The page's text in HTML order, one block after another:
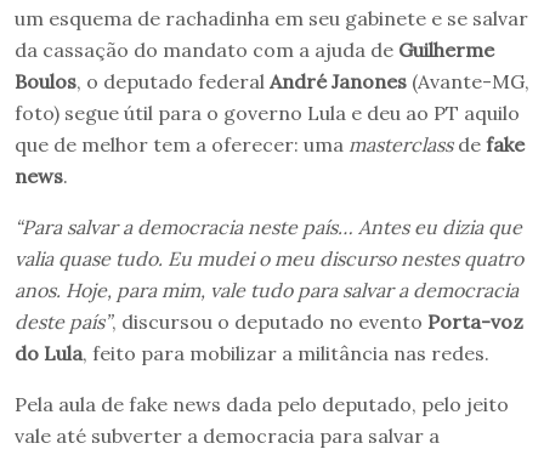
um esquema de rachadinha em seu gabinete e se salvar
da cassação do mandato com a ajuda de Guilherme
Boulos, o deputado federal André Janones (Avante-MG,
foto) segue útil para o governo Lula e deu ao PT aquilo
que de melhor tem a oferecer: uma masterclassde fake
news.
“Para salvar a democracia neste país… Antes eu dizia que
valia quase tudo. Eu mudei o meu discurso nestes quatro
anos. Hoje, para mim, vale tudo para salvar a democracia
deste país”, discursou o deputado no evento Porta-voz
do Lula, feito para mobilizar a militância nas redes.
Pela aula de fake news dada pelo deputado, pelo jeito
vale até subverter a democracia para salvar a